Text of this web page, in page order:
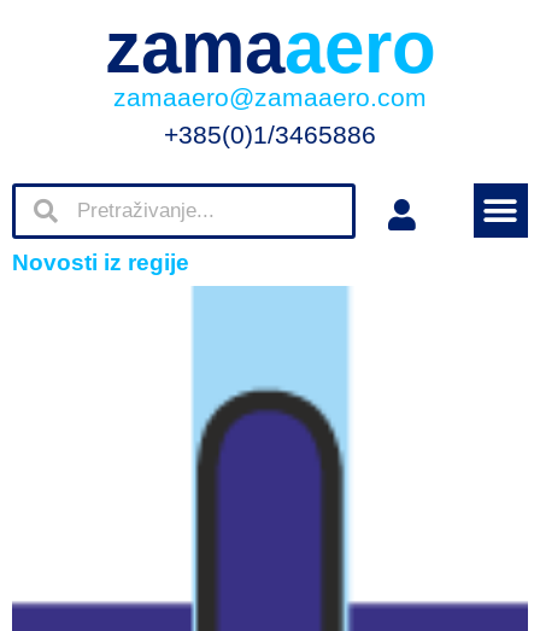
zamaaero
zamaaero@zamaaero.com
+385(0)1/3465886
Novosti iz regije